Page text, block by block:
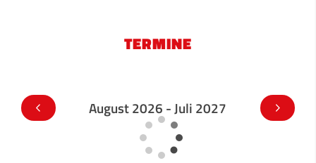
TERMINE
August 2026 - Juli 2027